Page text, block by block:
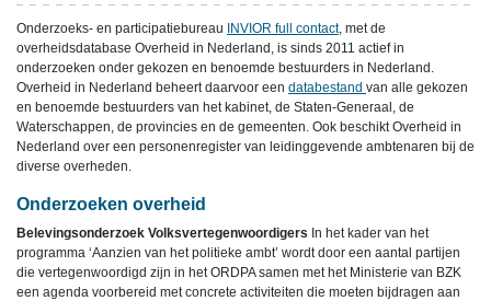
Onderzoeks- en participatiebureau INVIOR full contact, met de
overheidsdatabase Overheid in Nederland, is sinds 2011 actief in
onderzoeken onder gekozen en benoemde bestuurders in Nederland.
Overheid in Nederland beheert daarvoor een databestand van alle gekozen
en benoemde bestuurders van het kabinet, de Staten-Generaal, de
Waterschappen, de provincies en de gemeenten. Ook beschikt Overheid in
Nederland over een personenregister van leidinggevende ambtenaren bij de
diverse overheden.
Onderzoeken overheid
Belevingsonderzoek Volksvertegenwoordigers In het kader van het
programma ‘Aanzien van het politieke ambt’ wordt door een aantal partijen
die vertegenwoordigd zijn in het ORDPA samen met het Ministerie van BZK
een agenda voorbereid met concrete activiteiten die moeten bijdragen aan